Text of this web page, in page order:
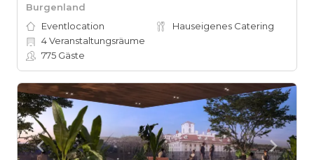
Burgenland
Eventlocation
Hauseigenes Catering
4Veranstaltungsräume
775 Gäste